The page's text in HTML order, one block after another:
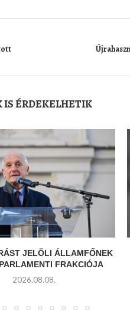
IS ÉRDEKELHETIK
JELÖLI ÁLLAMFŐNEK
FRAKCIÓJA
2026.08.08.